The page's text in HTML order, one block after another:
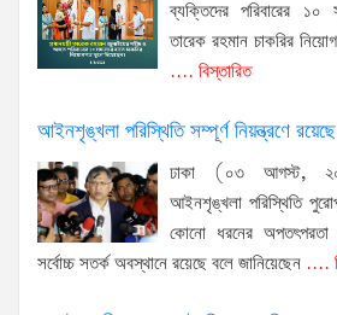
ব্যক্তিদের পরিবারের ১০
তারেক রহমান চাকরির
.... বিস্তারিত
আইনশৃঙ্খলা পরিস্থিতি সম্পূর্ণ নিয়ন্ত্রণে রয়েছে:
ঢাকা (০৩ আগস্ট,
আইনশৃঙ্খলা পরিস্থিতি
কোনো ধরনের
সর্বোচ্চ সতর্ক অবস্থানে রয়েছে বলে জানিয়েছেন ....